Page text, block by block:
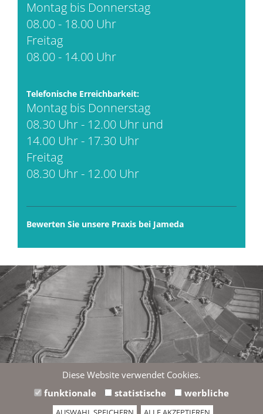
Montag bis Donnerstag
08.00 - 18.00 Uhr
Freitag
08.00 - 14.00 Uhr
Telefonische Erreichbarkeit:
Montag bis Donnerstag
08.30 Uhr - 12.00 Uhr und
14.00 Uhr - 17.30 Uhr
Freitag
08.30 Uhr - 12.00 Uhr
Bewerten Sie unsere Praxis bei Jameda
Wir möchten Ihnen hier eine externe Karte von Google
Maps anzeigen. Einverstanden?
Diese Website verwendet Cookies.
funktionale
statistische werbliche